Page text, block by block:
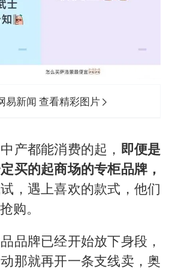
易新闻 查看精彩图片
产都能消费的起， 即便是
买的起商场的专柜品牌，
，遇上喜欢的款式，他们
抢购。
品牌已经开始放下身段，
那就再开一条支线卖，奥